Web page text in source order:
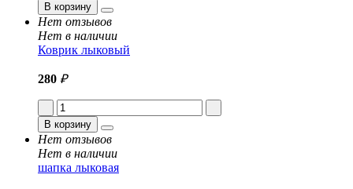
В корзину
Нет отзывов
Нет в наличии
Коврик лыковый
280 ₽
В корзину
Нет отзывов
Нет в наличии
шапка лыковая